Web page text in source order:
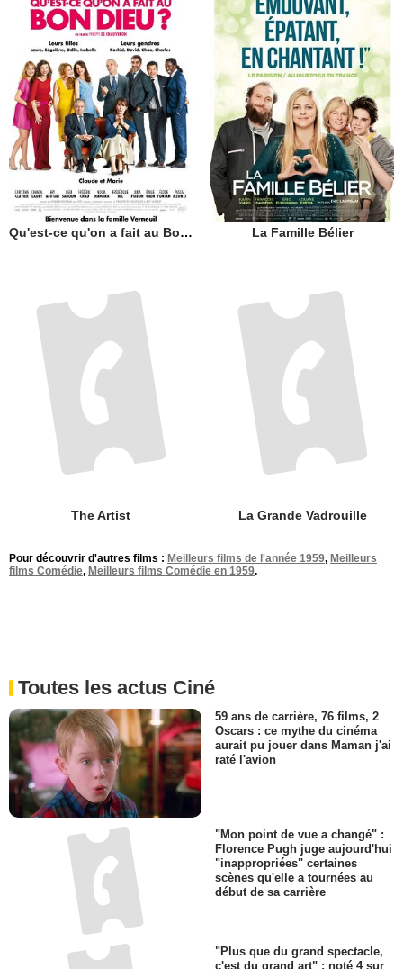
Qu'est-ce qu'on a fait au Bon Dieu? La Famille Bélier
The Artist La Grande Vadrouille
Pour découvrir d'autres films : Meilleurs films de l'année 1959, Meilleurs
films Comédie, Meilleurs films Comédie en 1959.
Toutes les actus Ciné
59 ans de carrière, 76 films, 2
Oscars : ce mythe du cinéma
aurait pu jouer dans Maman j'ai
raté l'avion
"Mon point de vue a changé" :
Florence Pugh juge aujourd'hui
"inappropriées" certaines
scènes qu'elle a tournées au
début de sa carrière
"Plus que du grand spectacle,
c'est du grand art" : noté 4 sur